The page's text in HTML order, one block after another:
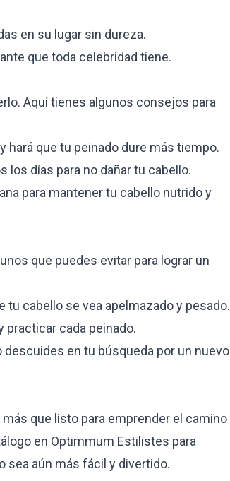
en su lugar sin dureza.
que toda celebridad tiene.
Aquí tienes algunos consejos para
hará que tu peinado dure más tiempo.
los días para no dañar tu cabello.
para mantener tu cabello nutrido y
que puedes evitar para lograr un
cabello se vea apelmazado y pesado.
practicar cada peinado.
descuides en tu búsqueda por un nuevo
que listo para emprender el camino
en Optimmum Estilistes para
sea aún más fácil y divertido.